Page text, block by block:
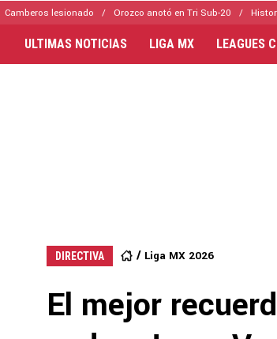
Camberos lesionado Orozco anotó en Tri Sub-20
ULTIMAS NOTICIAS LIGA MX LEAGUES
DIRECTIVA Liga MX 2026
El mejor